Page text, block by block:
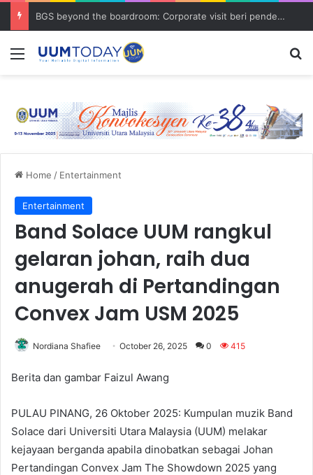
BGS beyond the boardroom: Corporate visit beri pendedahan dunia korporat kepada PELAJAR UUM
Menu
Home / Entertainment
Entertainment
Band Solace UUM rangkul
gelaran johan, raih dua
anugerah di Pertandingan
Convex Jam USM 2025
Nordiana Shafiee October 26, 2025 0 415
Berita dan gambar Faizul Awang
PULAU PINANG, 26 Oktober 2025: Kumpulan muzik Band
Solace dari Universiti Utara Malaysia (UUM) melakar
kejayaan berganda apabila dinobatkan sebagai Johan
Pertandingan Convex Jam The Showdown 2025 yang